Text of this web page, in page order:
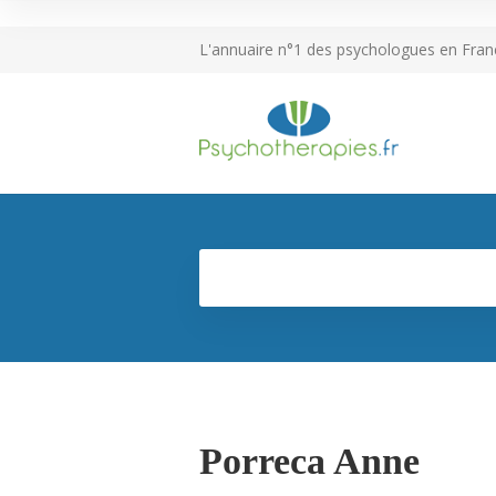
L'annuaire n°1 des psychologues en
Porreca Anne